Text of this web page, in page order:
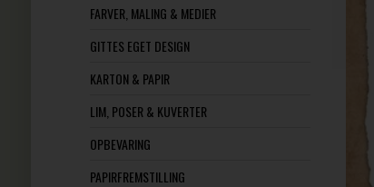
FARVER, MALING & MEDIER
GITTES EGET DESIGN
KARTON & PAPIR
LIM, POSER & KUVERTER
OPBEVARING
PAPIRFREMSTILLING